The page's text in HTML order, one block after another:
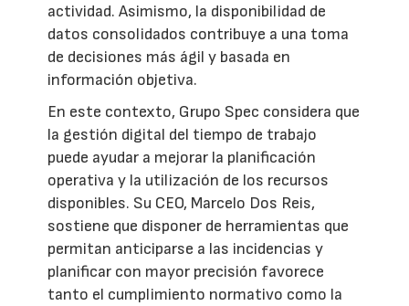
actividad. Asimismo, la disponibilidad de
datos consolidados contribuye a una toma
de decisiones más ágil y basada en
información objetiva.
En este contexto, Grupo Spec considera que
la gestión digital del tiempo de trabajo
puede ayudar a mejorar la planificación
operativa y la utilización de los recursos
disponibles. Su CEO, Marcelo Dos Reis,
sostiene que disponer de herramientas que
permitan anticiparse a las incidencias y
planificar con mayor precisión favorece
tanto el cumplimiento normativo como la